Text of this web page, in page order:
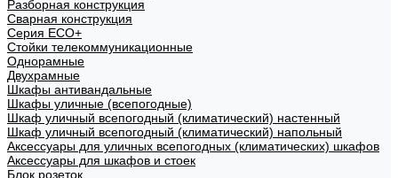
Разборная конструкция
Сварная конструкция
Серия ECO+
Стойки телекоммуникационные
Однорамные
Двухрамные
Шкафы антивандальные
Шкафы уличные (всепогодные)
Шкаф уличный всепогодный (климатический) настенный
Шкаф уличный всепогодный (климатический) напольный
Аксессуары для уличных всепогодных (климатических) шкафов
Аксессуары для шкафов и стоек
Блок розеток